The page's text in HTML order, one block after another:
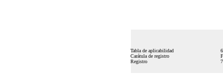
Tabla de aplicabilidad
Carátula de registro
Registro